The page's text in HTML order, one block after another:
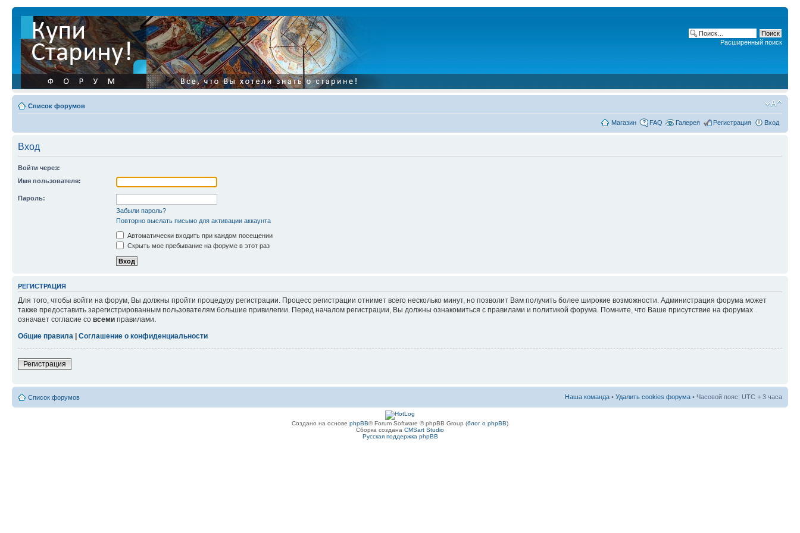
Расширенный поиск
Список форумов
Магазин FAQ Галерея Регистрация Вход
Вход
Войти через:
Имя пользователя:
Пароль:
Забыли пароль?
Повторно выслать письмо для активации аккаунта
Автоматически входить при каждом посещении
Скрыть мое пребывание на форуме в этот раз
РЕГИСТРАЦИЯ
Для того, чтобы войти на форум, Вы должны пройти процедуру регистрации. Процесс регистрации отнимет всего несколько минут, но позволит Вам получить более широкие возможности. Администрация форума может
также предоставить зарегистрированным пользователям большие привилегии. Перед началом регистрации, Вы должны ознакомиться с правилами и политикой форума. Помните, что Ваше присутствие на форумах
означает согласие со всеми правилами.
Общие правила | Соглашение о конфиденциальности
Регистрация
Список форумов Наша команда • Удалить cookies форума • Часовой пояс: UTC + 3 часа
Создано на основе phpBB® Forum Software © phpBB Group (блог о phpBB)
Сборка создана CMSart Studio
Русская поддержка phpBB